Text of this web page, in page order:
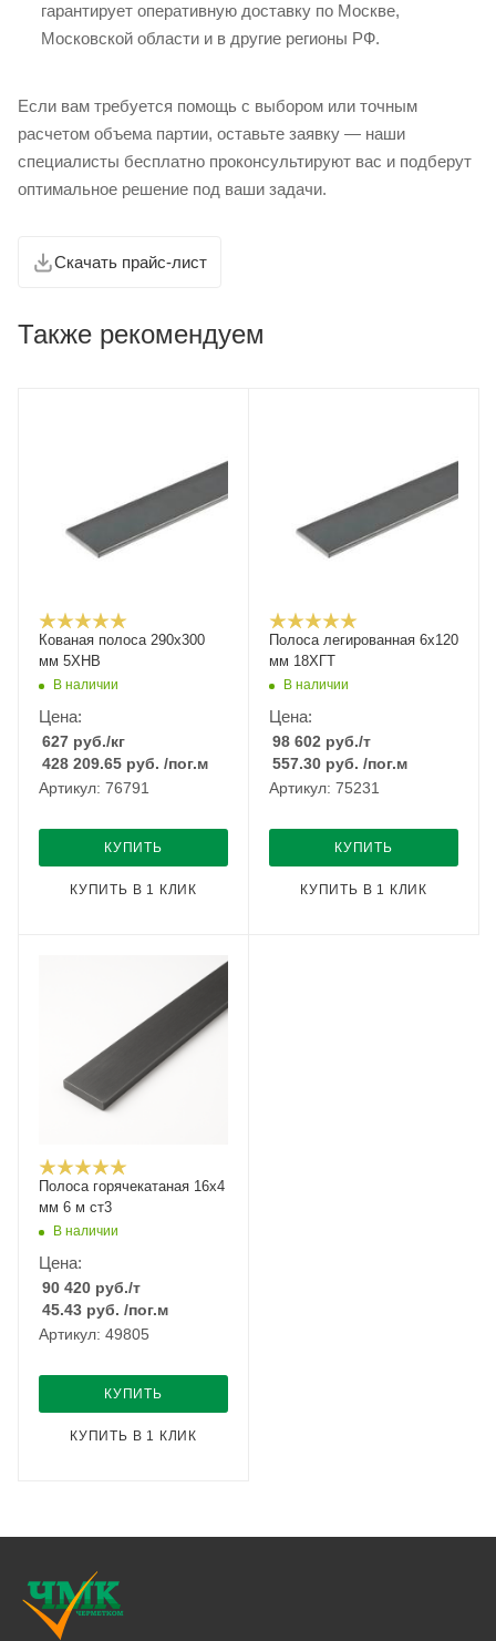
гарантирует оперативную доставку по Москве,
Московской области и в другие регионы РФ.
Если вам требуется помощь с выбором или точным
расчетом объема партии, оставьте заявку — наши
специалисты бесплатно проконсультируют вас и подберут
оптимальное решение под ваши задачи.
Скачать прайс-лист
Также рекомендуем
Кованая полоса 290x300
мм 5ХНВ
В наличии
Цена:
627 руб./кг
428 209.65 руб. /пог.м
Артикул: 76791
КУПИТЬ
КУПИТЬ В 1 КЛИК
Полоса легированная 6х120
мм 18ХГТ
В наличии
Цена:
98 602 руб./т
557.30 руб. /пог.м
Артикул: 75231
КУПИТЬ
КУПИТЬ В 1 КЛИК
Полоса горячекатаная 16х4
мм 6 м ст3
В наличии
Цена:
90 420 руб./т
45.43 руб. /пог.м
Артикул: 49805
КУПИТЬ
КУПИТЬ В 1 КЛИК